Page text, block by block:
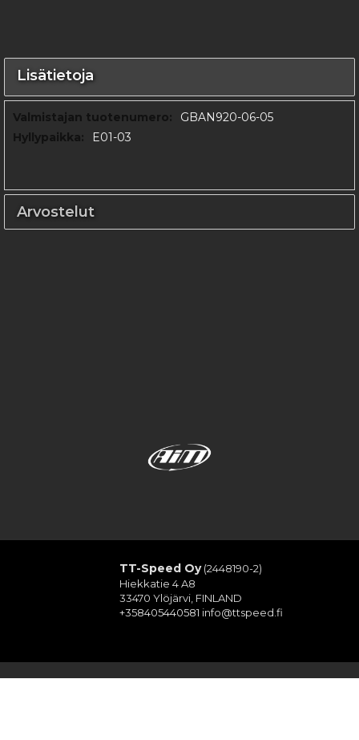
Lisätietoja
Lisätietoja
GBAN920-06-05
E01-03
Arvostelut
TT-Speed Oy(2448190-2)
Hiekkatie 4 A8
33470 Ylöjärvi, FINLAND
+358405440581 info@ttspeed.fi